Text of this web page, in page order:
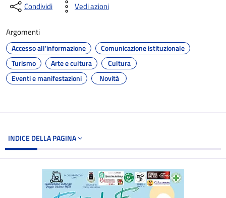
Condividi Vedi azioni
Argomenti
Accesso all'informazione
Comunicazione istituzionale
Turismo
Arte e cultura
Cultura
Eventi e manifestazioni
Novità
INDICE DELLA PAGINA